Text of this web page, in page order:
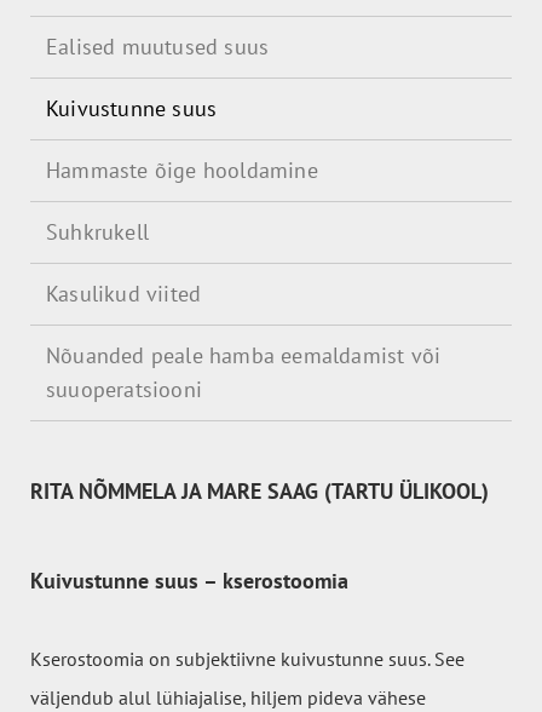
Ealised muutused suus
Kuivustunne suus
Hammaste õige hooldamine
Suhkrukell
Kasulikud viited
Nõuanded peale hamba eemaldamist või
suuoperatsiooni
RITA NÕMMELA JA MARE SAAG (TARTU ÜLIKOOL)
Kuivustunne suus – kserostoomia
Kserostoomia on subjektiivne kuivustunne suus. See
väljendub alul lühiajalise, hiljem pideva vähese